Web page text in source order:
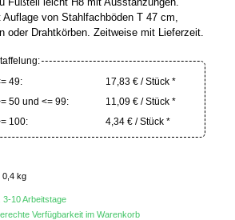
Auflage von Stahlfachböden T 47 cm,
oder Drahtkörben. Zeitweise mit Lieferzeit.
49:
17,83 € / Stück *
50 und <= 99:
11,09 € / Stück *
100:
4,34 € / Stück *
0,4 kg
3-10 Arbeitstage
Verfügbarkeit im Warenkorb